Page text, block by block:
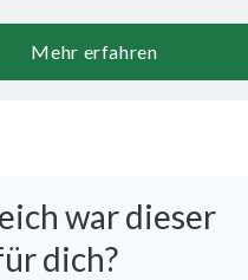
Mehr erfahren
war dieser
dich?